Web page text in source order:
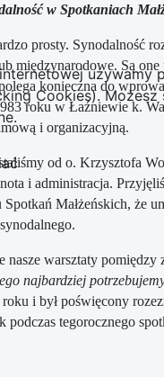
w Spotkaniach
prosty. Synodalność
międzynarodowe. Są
konieczna do
roku w Łaźniewie k.
i organizacyjną.
od o. Krzysztofa
i administracja.
Małżeńskich, że
nasze warsztaty
najbardziej
i był poświęcony
podczas tegorocznego
używamy
Cookies).